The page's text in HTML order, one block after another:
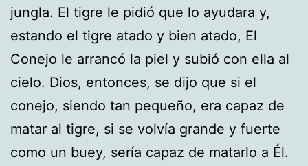
jungla. El tigre le pidió que lo ayudara y,
estando el tigre atado y bien atado, El
Conejo le arrancó la piel y subió con ella al
cielo. Dios, entonces, se dijo que si el
conejo, siendo tan pequeño, era capaz de
matar al tigre, si se volvía grande y fuerte
como un buey, sería capaz de matarlo a Él.